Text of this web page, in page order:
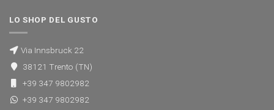
LO SHOP DEL GUSTO
Via Innsbruck 22
38121 Trento (TN)
+39 347 9802982
+39 347 9802982